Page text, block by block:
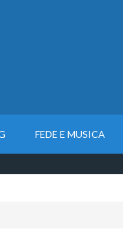
FEDE E MUSICA